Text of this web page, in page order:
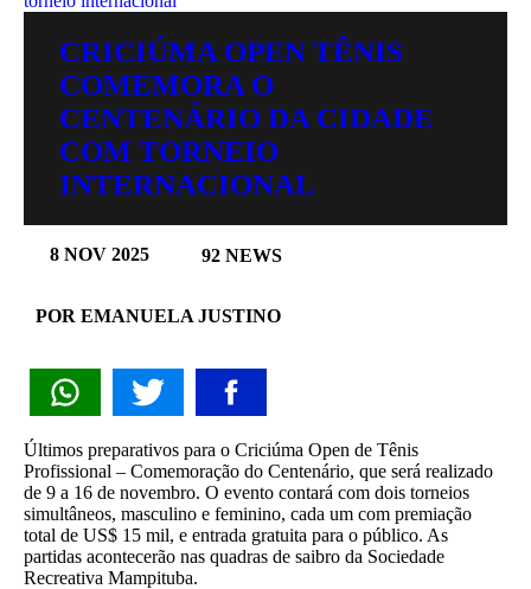
CRICIÚMA OPEN TÊNIS
COMEMORA O
CENTENÁRIO DA CIDADE
COM TORNEIO
INTERNACIONAL
8 NOV 2025 92 NEWS
POR EMANUELA JUSTINO
Últimos preparativos para o Criciúma Open de Tênis
Profissional – Comemoração do Centenário, que será realizado
de 9 a 16 de novembro. O evento contará com dois torneios
simultâneos, masculino e feminino, cada um com premiação
total de US$ 15 mil, e entrada gratuita para o público. As
partidas acontecerão nas quadras de saibro da Sociedade
Recreativa Mampituba.